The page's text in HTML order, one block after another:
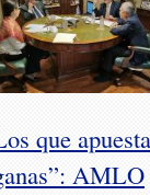
que
AMLO